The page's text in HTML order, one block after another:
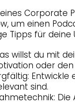
Corporate
um einen
Tipps für deine
willst du mit
oder
sind.